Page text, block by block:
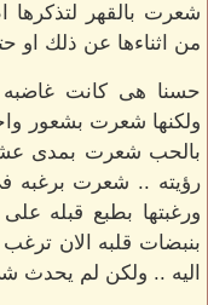
شعرت بالقهر لتذكرها
من اثناءها عن ذلك او
حسنا هى كانت
ولكنها شعرت بشعور
بالحب شعرت بمدى
رؤيته .. شعرت برغبه
ورغبتها بطبع قبله
بنبضات قلبه الان
اليه .. ولكن لم يحدث